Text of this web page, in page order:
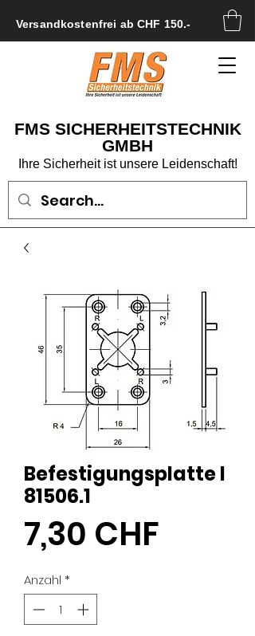
FMS SICHERHEITSTECHNIK
GMBH
Ihre Sicherheit ist unsere Leidenschaft!
Versandkostenfrei ab CHF 150.-
Befestigungsplatte I
81506.1
7,30 CHF
Anzahl *